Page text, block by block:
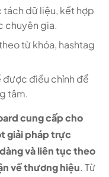
tách dữ liệu, kết hợp
chuyên gia.
từ khóa, hashtag
được điều chỉnh để
tâm.
cung cấp cho
giải pháp trực
và liên tục theo
về thương hiệu. Từ